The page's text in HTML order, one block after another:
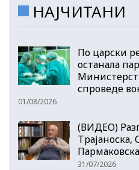
НАЈЧИТАНИ
По царски
останала
спроведе
01/08/2026
(ВИДЕО)
Трајаноска,
Пармаковска
31/07/2026